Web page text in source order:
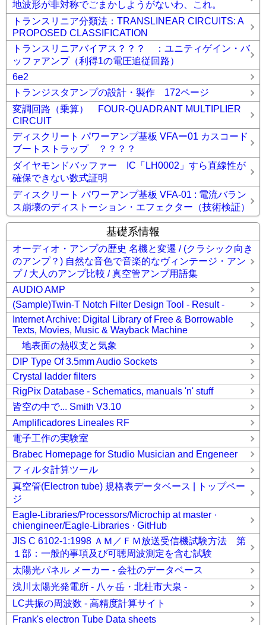
地波形が非対称でごまかしようがないわ、これ。
トランスリニア分類法：TRANSLINEAR CIRCUITS: A
PROPOSED CLASSIFICATION
トランスリニアバイアス？？？ ：ユニティゲイン・バ
ッファアンプ（利得1の電圧追従回路）
6e2
トランジスタアンプの設計・製作 172ページ
変調回路（乗算） FOUR-QUADRANT MULTIPLIER
CIRCUIT
ディスクリート パワーアンプ基板 VFAー01 カスコード
ブートストラップ ？？？？
ダイヤモンドバッファー IC「LH0002」すら直線性が
確保できない数式証明
ディスクリート パワーアンプ基板 VFA-01 : 電流バラン
ス崩壊のディストーション・エフェクター（技術検証）
基礎系情報
オーディオ・アンプの歴史 名機と変遷 / (クラシック向き
のアンプ？) 自然な音色で音楽的なヴィンテージ・アン
プ / 大人のアンプ比較 / 真空管アンプ用語集
AUDIO AMP
(Sample)Twin-T Notch Filter Design Tool - Result -
Internet Archive: Digital Library of Free & Borrowable
Texts, Movies, Music & Wayback Machine
地表面の熱収支と気象
DIP Type Of 3.5mm Audio Sockets
Crystal ladder filters
RigPix Database - Schematics, manuals 'n' stuff
皆空の中で... Smith V3.10
Amplificadores Lineales RF
電子工作の実験室
Brabec Homepage for Studio Musician and Engeneer
フィルタ計算ツール
真空管(Electron tube) 規格表データベース | トップペー
ジ
Eagle-Libraries/Processors/Microchip at master ·
chiengineer/Eagle-Libraries · GitHub
JIS C 6102-1:1998 ＡＭ／ＦＭ放送受信機試験方法 第
１部：一般的事項及び可聴周波測定を含む試験
太陽光パネル メーカー - 会社のデータベース
浅川太陽光発電所 - 八ヶ岳・北杜市大泉 -
LC共振の周波数 - 高精度計算サイト
Frank's electron Tube Data sheets